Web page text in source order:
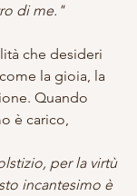
di me."
che desideri
la gioia, la
Quando
è carico,
per la virtù
incantesimo è